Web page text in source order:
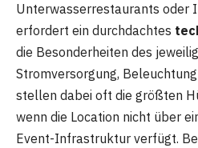
Unterwasserrestaurants oder
erfordert ein durchdachtes
die Besonderheiten des
Stromversorgung,
stellen dabei oft die größten
wenn die Location nicht über
Event-Infrastruktur verfügt.